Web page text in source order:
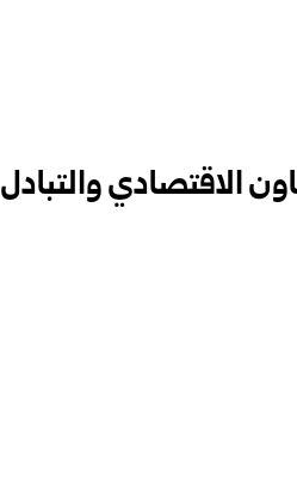
الاقتصادي والتبادل